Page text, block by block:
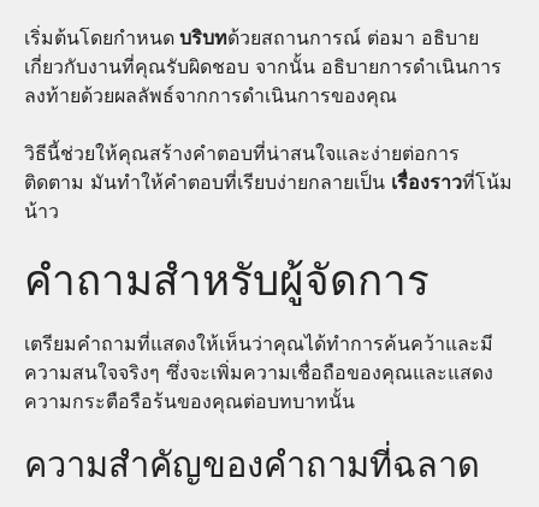
เริ่มต้นโดยกำหนด บริบทด้วยสถานการณ์ ต่อมา อธิบาย
เกี่ยวกับงานที่คุณรับผิดชอบ จากนั้น อธิบายการดำเนินการ
ลงท้ายด้วยผลลัพธ์จากการดำเนินการของคุณ
วิธีนี้ช่วยให้คุณสร้างคำตอบที่น่าสนใจและง่ายต่อการ
ติดตาม มันทำให้คำตอบที่เรียบง่ายกลายเป็น เรื่องราวที่โน้ม
น้าว
คำถามสำหรับผู้จัดการ
เตรียมคำถามที่แสดงให้เห็นว่าคุณได้ทำการค้นคว้าและมี
ความสนใจจริงๆ ซึ่งจะเพิ่มความเชื่อถือของคุณและแสดง
ความกระตือรือร้นของคุณต่อบทบาทนั้น
ความสำคัญของคำถามที่ฉลาด